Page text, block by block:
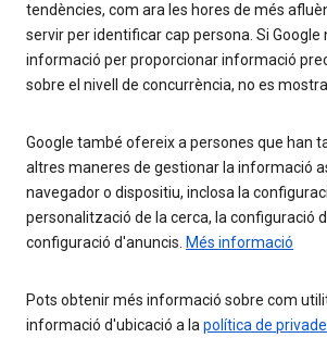
tendències, com ara les hores de més
servir per identificar cap persona. Si Google
informació per proporcionar informació
sobre el nivell de concurrència, no es
Google també ofereix a persones que han
altres maneres de gestionar la informació
navegador o dispositiu, inclosa la
personalització de la cerca, la configuració
configuració d'anuncis. Més informació
Pots obtenir més informació sobre com
informació d'ubicació a lapolítica de